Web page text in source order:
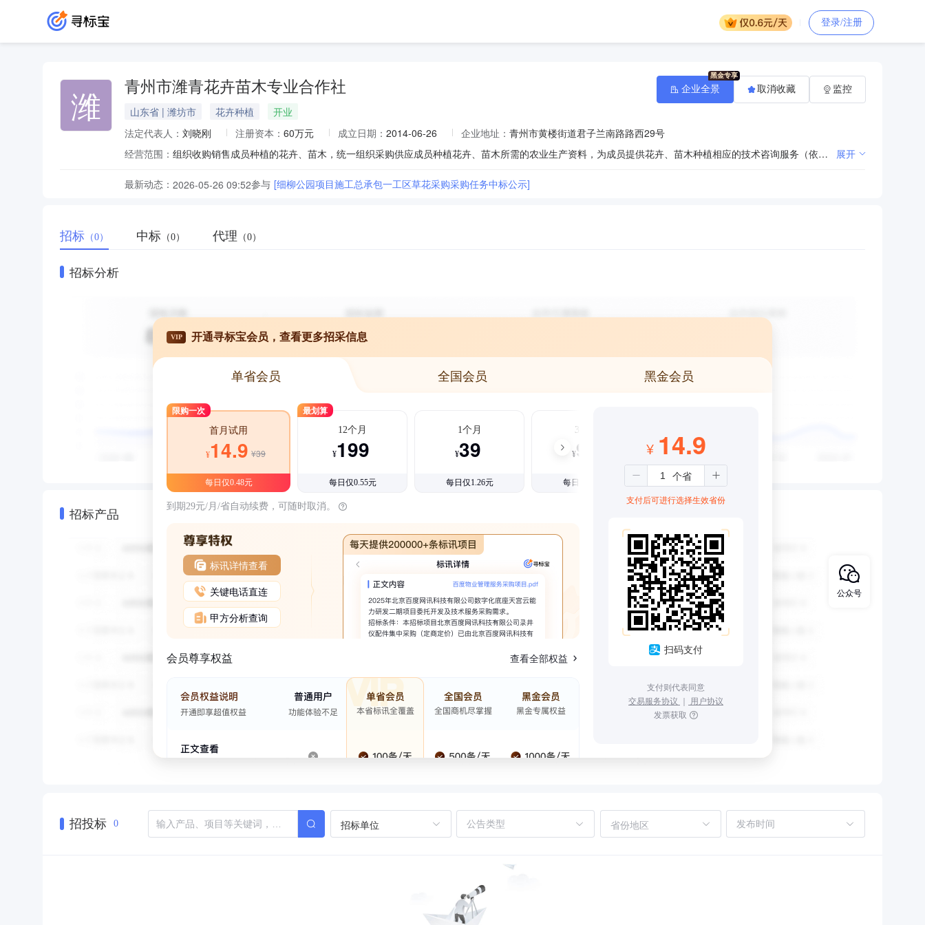
登录/注册
潍 青州市潍青花卉苗木专业合作社
山东省 | 潍坊市 花卉种植
开业
法定代表人： 刘晓刚 注册资本： 60万元 成立日期： 2014-06-26 企业地址： 青州市黄楼街道君子兰南路路西29号
经营范围：
组织收购销售成员种植的花卉、苗木，统一组织采购供应成员种植花卉、苗木所需的农业生产资料，为成员提供花卉、苗木种植相应的技术咨询服务（依法须经批准的项目，经相关部门批准后方可开展经营活动） 展开
最新动态： 2026-05-26 09:52参与 [细柳公园项目施工总承包一工区草花采购采购任务中标公示]
企业全景 取消收藏 监控
招标 （0） 中标 （0） 代理 （0）
招标分析
招标产品
VIP 开通寻标宝会员，查看更多招采信息
单省会员 全国会员 黑金会员
限购一次
首月试用
¥14.9 ¥39
每日仅0.48元
最划算
12个月
¥199
每日仅0.55元
1个月
¥39
每日仅1.26元
3个月
¥99
每日仅1.08元
到期29元/月/省自动续费，可随时取消。
标讯详情查看
关键电话直连
甲方分析查询
会员尊享权益 查看全部权益
¥ 14.9
支付后可进行选择生效省份
扫码支付
支付则代表同意
交易服务协议 ｜ 用户协议
发票获取
招投标 0 招标单位 省份地区
公众号